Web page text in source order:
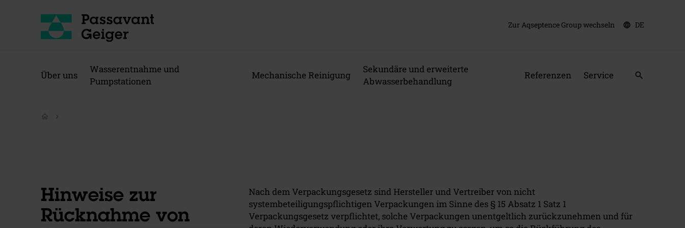
Zur Aqseptence Group wechseln language DE
Über uns
Wasserentnahme und
Pumpstationen
Mechanische Reinigung
Sekundäre und erweiterte
Abwasserbehandlung
Referenzen Service search
home
Hinweise zur
Rücknahme von
Nach dem Verpackungsgesetz sind Hersteller und Vertreiber von nicht
systembeteiligungspflichtigen Verpackungen im Sinne des § 15 Absatz 1 Satz 1
Verpackungsgesetz verpflichtet, solche Verpackungen unentgeltlich zurückzunehmen und für